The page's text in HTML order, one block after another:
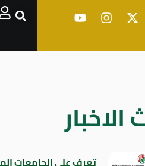
تعرف على الجامعات